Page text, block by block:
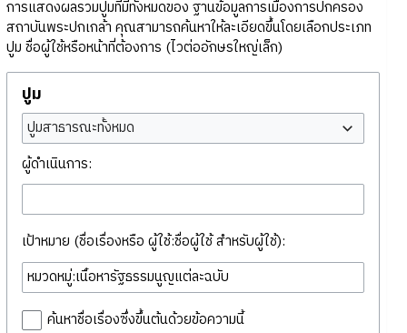
การแสดงผลรวมปูมที่มีทั้งหมดของ ฐานข้อมูลการเมืองการปกครอง
สถาบันพระปกเกล้า คุณสามารถค้นหาให้ละเอียดขึ้นโดยเลือกประเภท
ปูม ชื่อผู้ใช้หรือหน้าที่ต้องการ (ไวต่ออักษรใหญ่เล็ก)
ปูม
ปูมสาธารณะทั้งหมด
ผู้ดำเนินการ:
เป้าหมาย (ชื่อเรื่องหรือ ผู้ใช้:ชื่อผู้ใช้ สำหรับผู้ใช้):
ค้นหาชื่อเรื่องซึ่งขึ้นต้นด้วยข้อความนี้